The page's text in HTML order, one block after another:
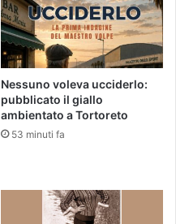
Nessuno voleva ucciderlo:
pubblicato il giallo
ambientato a Tortoreto
53 minuti fa